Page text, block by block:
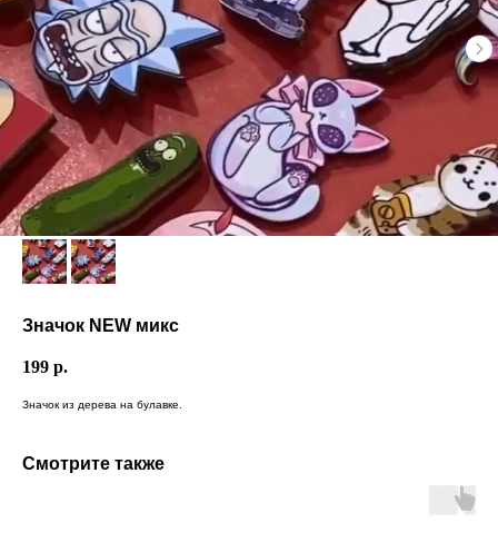
Значок NEW микс
199 р.
Значок из дерева на булавке.
Смотрите также